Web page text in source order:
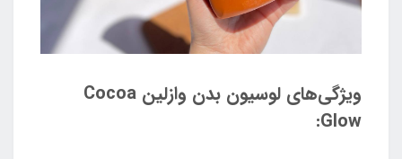
ویژگی‌های لوسیون بدن وازلین Cocoa
Glow: